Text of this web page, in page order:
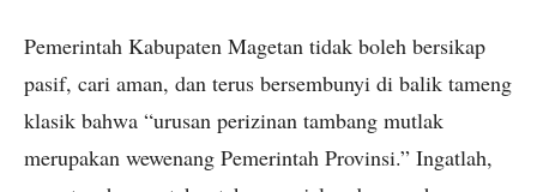
Pemerintah Kabupaten Magetan tidak boleh bersikap
pasif, cari aman, dan terus bersembunyi di balik tameng
klasik bahwa “urusan perizinan tambang mutlak
merupakan wewenang Pemerintah Provinsi.” Ingatlah,